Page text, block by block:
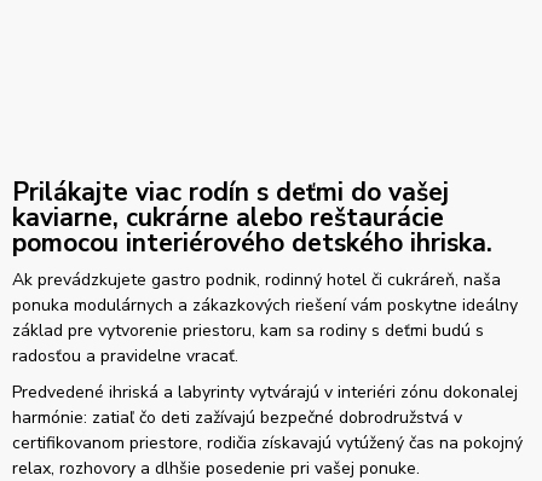
Prilákajte viac rodín s deťmi do vašej
kaviarne, cukrárne alebo reštaurácie
pomocou interiérového detského ihriska.
Ak prevádzkujete gastro podnik, rodinný hotel či cukráreň, naša
ponuka modulárnych a zákazkových riešení vám poskytne ideálny
základ pre vytvorenie priestoru, kam sa rodiny s deťmi budú s
radosťou a pravidelne vracať.
Predvedené ihriská a labyrinty vytvárajú v interiéri zónu dokonalej
harmónie: zatiaľ čo deti zažívajú bezpečné dobrodružstvá v
certifikovanom priestore, rodičia získavajú vytúžený čas na pokojný
relax, rozhovory a dlhšie posedenie pri vašej ponuke.